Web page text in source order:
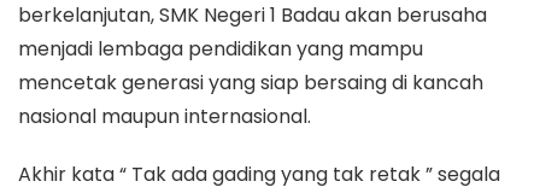
berkelanjutan, SMK Negeri 1 Badau akan berusaha
menjadi lembaga pendidikan yang mampu
mencetak generasi yang siap bersaing di kancah
nasional maupun internasional.
Akhir kata “ Tak ada gading yang tak retak ” segala